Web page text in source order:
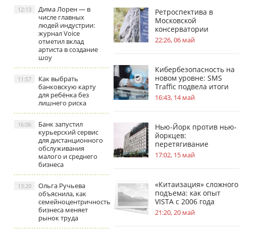
Дима Лорен — в
числе главных
людей индустрии:
журнал Voice
отметил вклад
артиста в создание
шоу
12:13
Как выбрать
банковскую карту
для ребёнка без
лишнего риска
11:57
Банк запустил
курьерский сервис
для дистанционного
обслуживания
малого и среднего
бизнеса
16:06
Ольга Ручьева
объяснила, как
семейноцентричность
бизнеса меняет
рынок труда
13:20
Ретроспектива в
Московской
консерватории
посвящена усадьбам в
жизни С.В.
22:26, 06 май
Кибербезопасность на
новом уровне: SMS
Traffic подвела итоги
обновлений
16:43, 14 май
Нью-Йорк против нью-
йоркцев:
перетягивание
«асбестового каната»
17:02, 15 май
«Китаизация» сложного
подъема: как опыт
VISTA с 2006 года
меняет стандарты
безопасности на
21:20, 20 май